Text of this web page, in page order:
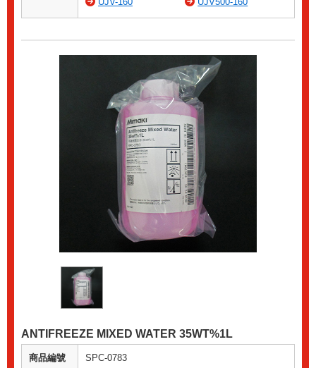
ANTIFREEZE MIXED WATER 35WT%1L
商品編號 SPC-0783